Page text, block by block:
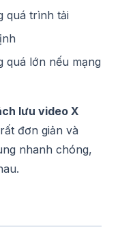
quá trình tải
quá lớn nếu mạng
lưu video X
đơn giản và
nhanh chóng,